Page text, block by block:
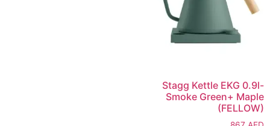
Stagg Kettle EKG 0.9l-
Smoke Green+ Maple
(FELLOW)